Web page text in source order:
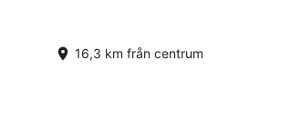
16,3 km från centrum